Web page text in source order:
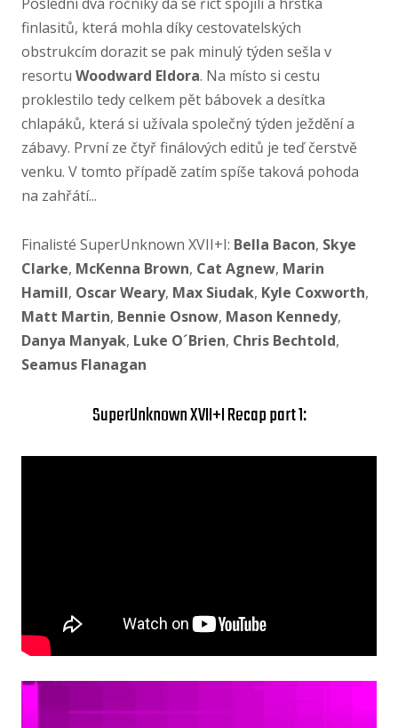
finlasitů, která mohla díky cestovatelských
obstrukcím dorazit se pak minulý týden sešla v
resortu Woodward Eldora. Na místo si cestu
proklestilo tedy celkem pět bábovek a desítka
chlapáků, která si užívala společný týden ježdění a
zábavy. První ze čtyř finálových editů je teď čerstvě
venku. V tomto případě zatím spíše taková pohoda
na zahřátí...
Finalisté SuperUnknown XVII+I: Bella Bacon, Skye
Clarke, McKenna Brown, Cat Agnew, Marin
Hamill, Oscar Weary, Max Siudak, Kyle Coxworth,
Matt Martin, Bennie Osnow, Mason Kennedy,
Danya Manyak, Luke O´Brien, Chris Bechtold,
Seamus Flanagan
SuperUnknown XVII+I Recap part 1: